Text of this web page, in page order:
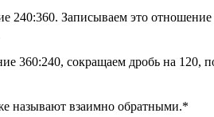
240:360. Записываем это
360:240, сокращаем дробь на 120,
называют взаимно обратными.*